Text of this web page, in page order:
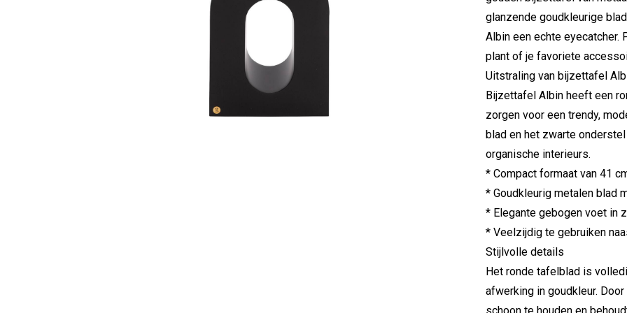
glanzende goudkleurige
Albin een echte eyecatcher.
plant of je favoriete
Uitstraling van bijzettafel
Bijzettafel Albin heeft een
zorgen voor een trendy,
blad en het zwarte
organische interieurs.
* Compact formaat van 41
* Goudkleurig metalen blad
* Elegante gebogen voet in
* Veelzijdig te gebruiken
Stijlvolle details
Het ronde tafelblad is
afwerking in goudkleur.